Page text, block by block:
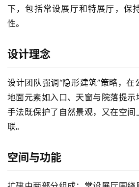
下，包括常设展厅和特展厅，保
性。
设计理念
设计团队强调“隐形建筑”策略，
地面元素如入口、天窗与院落提
手法既保护了自然景观，又在空间
联。
空间与功能